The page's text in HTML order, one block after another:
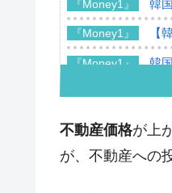
『Money1』 韓
『Money1』 【
『Money1』 韓
『Money1』 韓
『Money1』 『
不動産価格が上
が、不動産への